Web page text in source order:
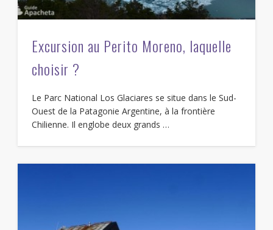
Excursion au Perito Moreno, laquelle
choisir ?
Le Parc National Los Glaciares se situe dans le Sud-
Ouest de la Patagonie Argentine, à la frontière
Chilienne. Il englobe deux grands …